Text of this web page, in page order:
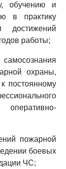
обучению и
в практику
достижений
работы;
охраны,
постоянному
пожарной
боевых
ЧС;